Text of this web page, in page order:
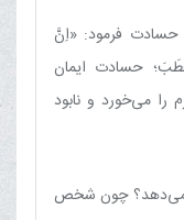
حسادت فرمود: «اِنَّ
حسادت ایمان
را می‌خورد و نابود
می‌دهد؟ چون شخص